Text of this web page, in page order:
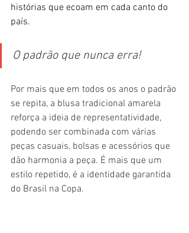
histórias que ecoam em cada canto do
país.
O padrão que nunca erra!
Por mais que em todos os anos o padrão
se repita, a blusa tradicional amarela
reforça a ideia de representatividade,
podendo ser combinada com várias
peças casuais, bolsas e acessórios que
dão harmonia a peça. É mais que um
estilo repetido, é a identidade garantida
do Brasil na Copa.